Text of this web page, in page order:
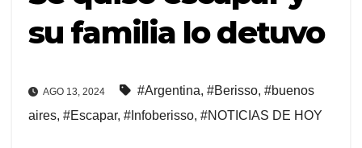
su familia lo detuvo
AGO 13, 2024 #Argentina, #Berisso, #buenos
aires, #Escapar, #Infoberisso, #NOTICIAS DE HOY